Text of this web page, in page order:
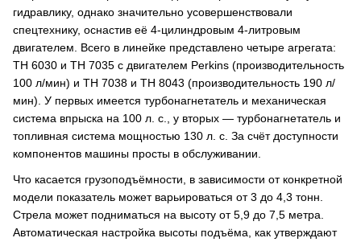
гидравлику, однако значительно усовершенствовали
спецтехнику, оснастив её 4-цилиндровым 4-литровым
двигателем. Всего в линейке представлено четыре агрегата:
TH 6030 и TH 7035 с двигателем Perkins (производительность
100 л/мин) и TH 7038 и TH 8043 (производительность 190 л/
мин). У первых имеется турбонагнетатель и механическая
система впрыска на 100 л. с., у вторых — турбонагнетатель и
топливная система мощностью 130 л. с. За счёт доступности
компонентов машины просты в обслуживании.
Что касается грузоподъёмности, в зависимости от конкретной
модели показатель может варьироваться от 3 до 4,3 тонн.
Стрела может подниматься на высоту от 5,9 до 7,5 метра.
Автоматическая настройка высоты подъёма, как утверждают